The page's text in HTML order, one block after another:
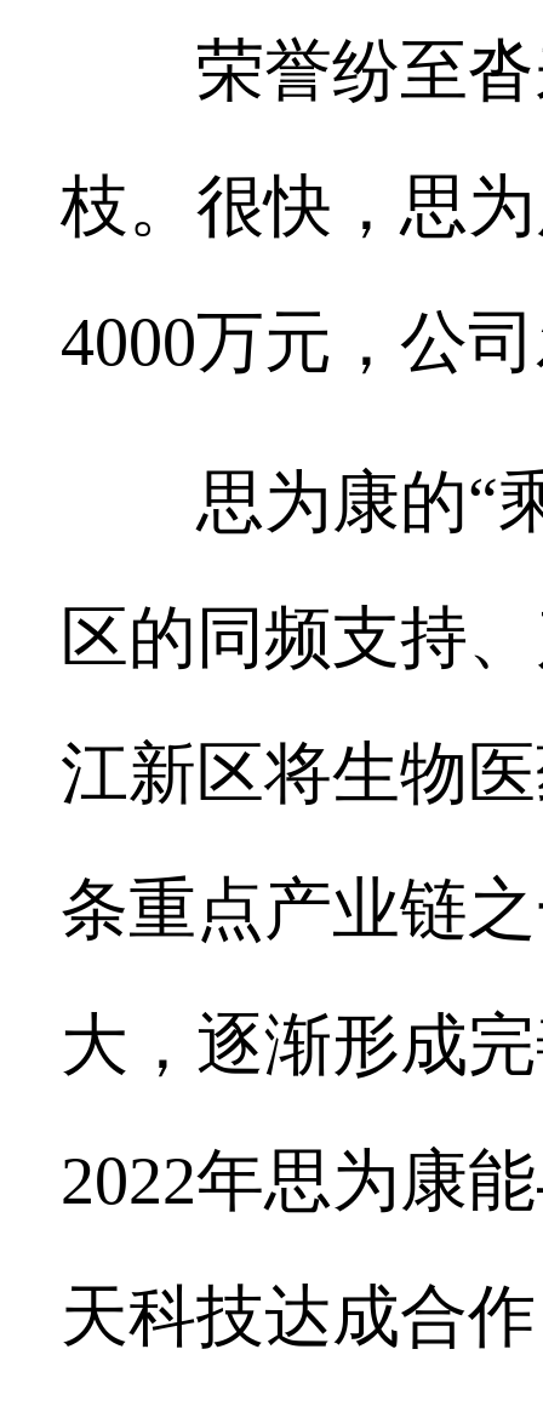
荣誉纷至沓
枝。很快，思
4000万元，公
思为康的“乘
区的同频支持
江新区将生物
条重点产业链
大，逐渐形成
2022年思为康
天科技达成合